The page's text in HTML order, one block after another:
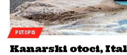
PUTOPIS
Kanarski otoci,